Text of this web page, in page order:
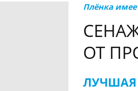
Плёнка
ОТ
ЛУЧШАЯ